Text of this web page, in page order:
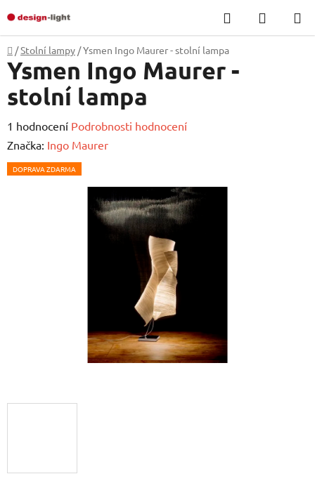
na
obsah
Hledat
KOŠÍK
Domů
/Stolní lampy /Ysmen Ingo Maurer - stolní lampa
Ysmen Ingo Maurer -
stolní lampa
Průměrné
hodnocení
produktu
1 hodnocení Podrobnosti hodnocení
Značka: Ingo Maurer
DOPRAVA ZDARMA